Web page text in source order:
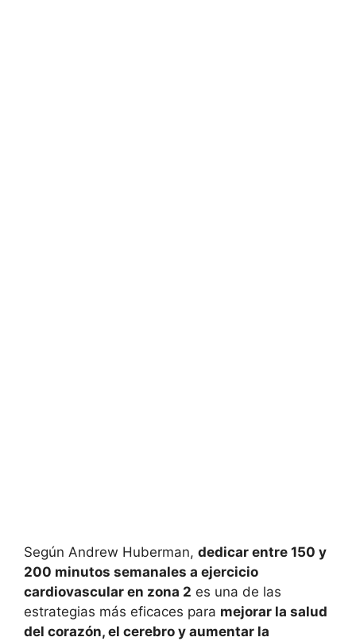
Según Andrew Huberman, dedicar entre 150 y
200 minutos semanales a ejercicio
cardiovascular en zona 2 es una de las
estrategias más eficaces para mejorar la salud
del corazón, el cerebro y aumentar la